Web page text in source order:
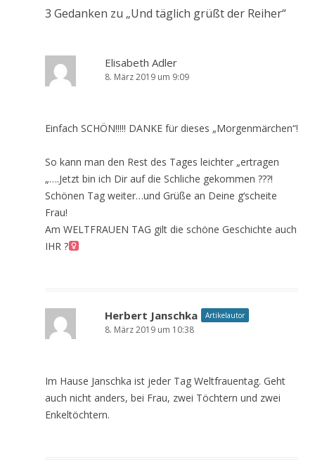
3 Gedanken zu „Und täglich grüßt der Reiher“
Elisabeth Adler
8. März 2019 um 9:09
Einfach SCHÖN!!!!! DANKE für dieses „Morgenmärchen“!
So kann man den Rest des Tages leichter „ertragen
„….Jetzt bin ich Dir auf die Schliche gekommen ???!
Schönen Tag weiter…und Grüße an Deine g‘scheite
Frau!
Am WELTFRAUEN TAG gilt die schöne Geschichte auch
IHR ?‍
Herbert Janschka Artikelautor
8. März 2019 um 10:38
Im Hause Janschka ist jeder Tag Weltfrauentag. Geht
auch nicht anders, bei Frau, zwei Töchtern und zwei
Enkeltöchtern.